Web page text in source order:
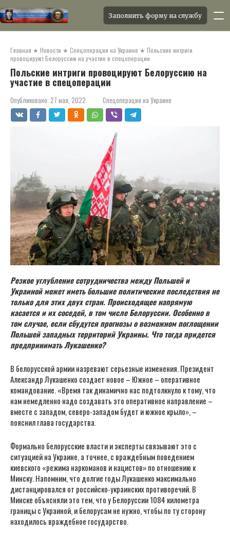
контенту
Заполнить форму на службу
Главная ★ Новости ★ Спецоперация на Украине ★ Польские интриги
провоцируют Белоруссию на участие в спецоперации
Польские интриги провоцируют Белоруссию на
участие в спецоперации
Опубликовано: 27 мая, 2022 Спецоперация на Украине
Резкое углубление сотрудничества между Польшей и
Украиной может иметь большие политические последствия не
только для этих двух стран. Происходящее напрямую
касается и их соседей, в том числе Белоруссии. Особенно в
том случае, если сбудутся прогнозы о возможном поглощении
Польшей западных территорий Украины. Что тогда придется
предпринимать Лукашенко?
В белорусской армии назревают серьезные изменения. Президент
Александр Лукашенко создает новое – Южное – оперативное
командование. «Время так динамично нас подтолкнуло к тому, что
нам немедленно надо создавать это оперативное направление –
вместе с западом, северо-западом будет и южное крыло», –
пояснил глава государства.
Формально белорусские власти и эксперты связывают это с
ситуацией на Украине, а точнее, с враждебным поведением
киевского «режима наркоманов и нацистов» по отношению к
Минску. Напомним, что долгие годы Лукашенко максимально
дистанцировался от российско-украинских противоречий. В
Минске объясняли это тем, что у Белоруссии 1084 километра
границы с Украиной, и белорусам не нужно, чтобы по ту сторону
находилось враждебное государство.